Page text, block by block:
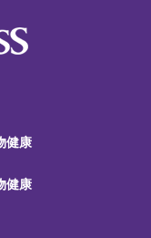
健康
健康